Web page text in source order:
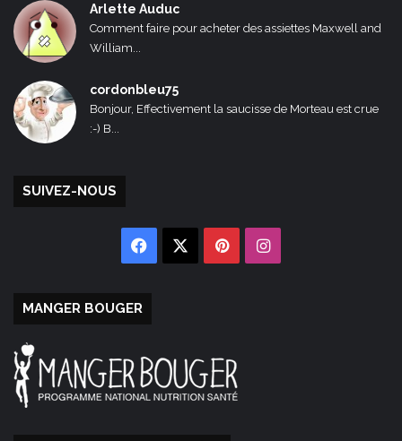
Arlette Auduc
Comment faire pour acheter des assiettes Maxwell and
William...
cordonbleu75
Bonjour, Effectivement la saucisse de Morteau est crue
:-) B...
SUIVEZ-NOUS
Facebook PinterestInstagram
MANGER BOUGER